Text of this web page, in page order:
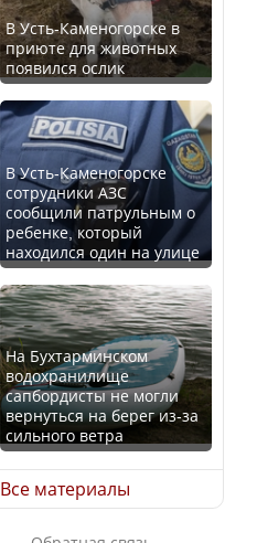
В России введены
дополнительные
ограничения для
казахстанских прав
Трамп официально
вступил в должность
президента США
Луну признали объектом
культурного наследия,
находящегося под
угрозой исчезновения
В Усть-Каменогорске в
приюте для животных
появился ослик
В Усть-Каменогорске
сотрудники АЗС
сообщили патрульным о
ребенке, который
находился один на улице
На Бухтарминском
водохранилище
сапбордисты не могли
вернуться на берег из-за
сильного ветра
Все материалы